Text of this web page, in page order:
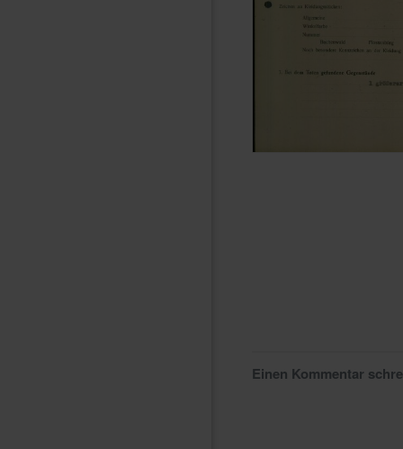
Einen Kommentar